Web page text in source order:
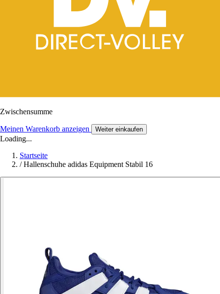
Zwischensumme
Meinen Warenkorb anzeigen Weiter einkaufen
Loading...
Startseite
/ Hallenschuhe adidas Equipment Stabil 16